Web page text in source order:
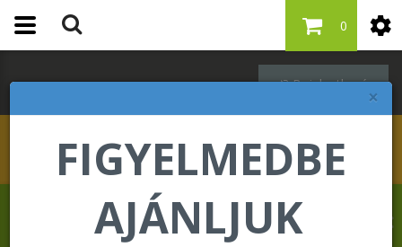
×
FIGYELMEDBE
AJÁNLJUK
Bejelentkezés
0
Krasznai Tamás üdvözli Önt a Forever
Living internetes áruházában!